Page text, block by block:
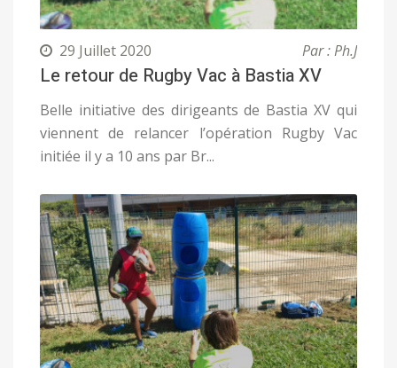
29 Juillet 2020 Par : Ph.J
Le retour de Rugby Vac à Bastia XV
Belle initiative des dirigeants de Bastia XV qui
viennent de relancer l’opération Rugby Vac
initiée il y a 10 ans par Br...